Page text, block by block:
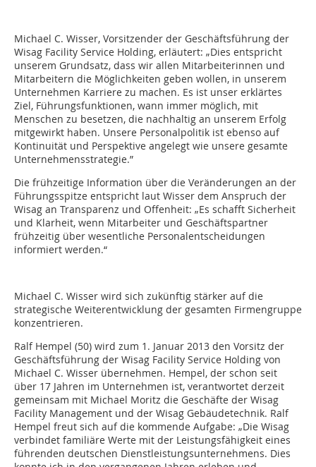
Michael C. Wisser, Vorsitzender der Geschäftsführung der
Wisag Facility Service Holding, erläutert: „Dies entspricht
unserem Grundsatz, dass wir allen Mitarbeiterinnen und
Mitarbeitern die Möglichkeiten geben wollen, in unserem
Unternehmen Karriere zu machen. Es ist unser erklärtes
Ziel, Führungsfunktionen, wann immer möglich, mit
Menschen zu besetzen, die nachhaltig an unserem Erfolg
mitgewirkt haben. Unsere Personalpolitik ist ebenso auf
Kontinuität und Perspektive angelegt wie unsere gesamte
Unternehmensstrategie.”
Die frühzeitige Information über die Veränderungen an der
Führungsspitze entspricht laut Wisser dem Anspruch der
Wisag an Transparenz und Offenheit: „Es schafft Sicherheit
und Klarheit, wenn Mitarbeiter und Geschäftspartner
frühzeitig über wesentliche Personalentscheidungen
informiert werden.“
Michael C. Wisser wird sich zukünftig stärker auf die
strategische Weiterentwicklung der gesamten Firmengruppe
konzentrieren.
Ralf Hempel (50) wird zum 1. Januar 2013 den Vorsitz der
Geschäftsführung der Wisag Facility Service Holding von
Michael C. Wisser übernehmen. Hempel, der schon seit
über 17 Jahren im Unternehmen ist, verantwortet derzeit
gemeinsam mit Michael Moritz die Geschäfte der Wisag
Facility Management und der Wisag Gebäudetechnik. Ralf
Hempel freut sich auf die kommende Aufgabe: „Die Wisag
verbindet familiäre Werte mit der Leistungsfähigkeit eines
führenden deutschen Dienstleistungsunternehmens. Dies